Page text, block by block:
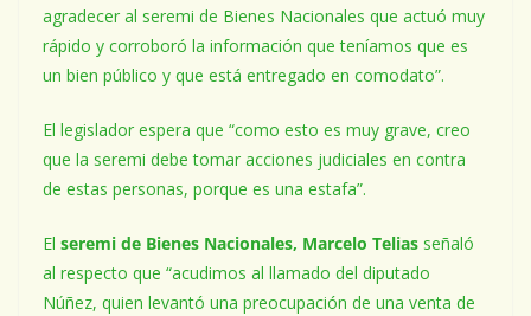
agradecer al seremi de Bienes Nacionales que actuó muy
rápido y corroboró la información que teníamos que es
un bien público y que está entregado en comodato”.
El legislador espera que “como esto es muy grave, creo
que la seremi debe tomar acciones judiciales en contra
de estas personas, porque es una estafa”.
El seremi de Bienes Nacionales, Marcelo Telias señaló
al respecto que “acudimos al llamado del diputado
Núñez, quien levantó una preocupación de una venta de